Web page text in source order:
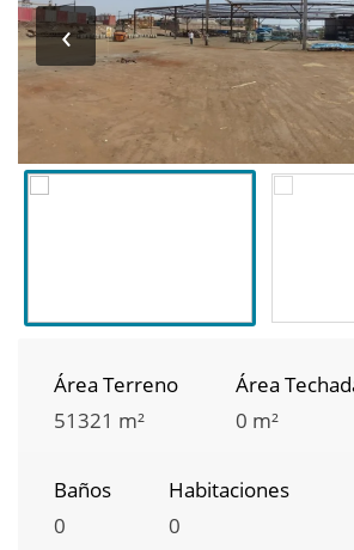
‹
Área Terreno
51321 m²
Área
0 m²
Baños
0
Habitaciones
0